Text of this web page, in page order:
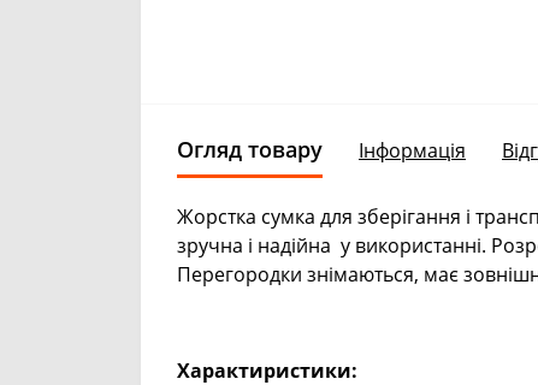
Огляд товару Інформація
Жорстка сумка для зберігання і
зручна і надійна у використанні.
Перегородки знімаються, має
Характиристики: